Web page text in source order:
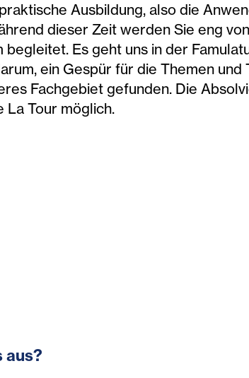
Ausbildung, also die
dieser Zeit werden Sie eng
Es geht uns in der
ein Gespür für die Themen und
Fachgebiet gefunden. Die
La Tour möglich.
aus?